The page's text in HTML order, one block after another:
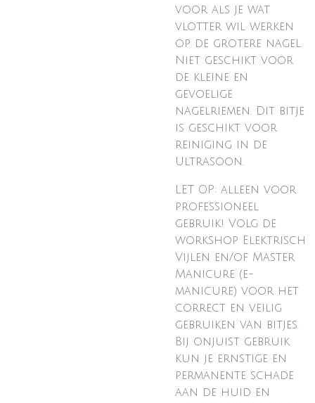
voor als je wat
vlotter wil werken
op de grotere nagel.
Niet geschikt voor
de kleine en
gevoelige
nagelriemen. Dit bitje
is geschikt voor
reiniging in de
Ultrasoon.
LET OP: alleen voor
professioneel
gebruik! Volg de
workshop Elektrisch
Vijlen en/of Master
Manicure (e-
manicure) voor het
correct en veilig
gebruiken van bitjes.
Bij onjuist gebruik
kun je ernstige en
permanente schade
aan de huid en